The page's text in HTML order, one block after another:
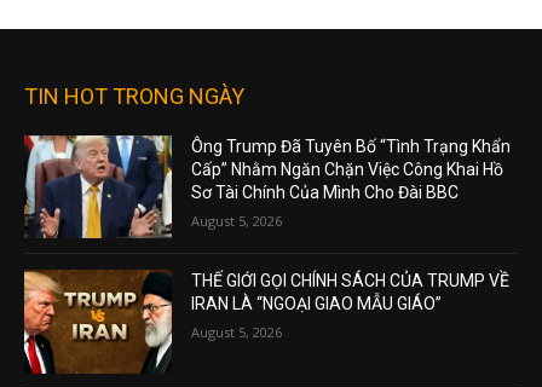
TIN HOT TRONG NGÀY
Ông Trump Đã Tuyên Bố “Tình Trạng Khẩn
Cấp” Nhằm Ngăn Chặn Việc Công Khai Hồ
Sơ Tài Chính Của Mình Cho Đài BBC
August 5, 2026
THẾ GIỚI GỌI CHÍNH SÁCH CỦA TRUMP VỀ
IRAN LÀ “NGOẠI GIAO MẪU GIÁO”
August 5, 2026